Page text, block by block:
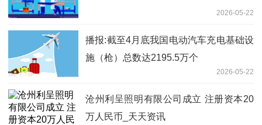
2026-05-22
播报:截至4月底我国电动汽车充电基础设
施（枪）总数达2195.5万个
2026-05-22
沧州利呈照明有限公司成立 注册资本20
万人民币_天天资讯